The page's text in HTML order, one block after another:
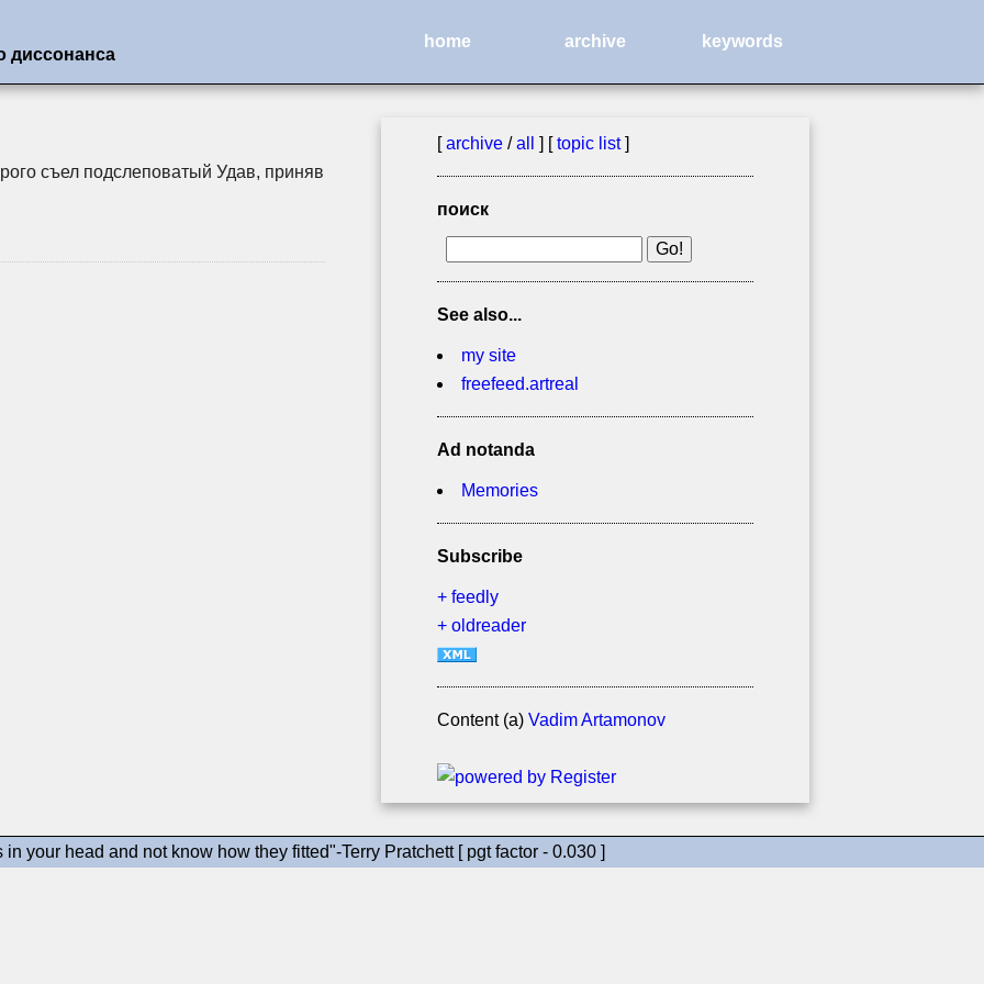
диссонанса
home archive keywords
съел подслеповатый Удав, приняв
[archive /all ] [topic list]
поиск
See also...
my site
freefeed.artreal
Ad notanda
Memories
Subscribe
+ feedly
+ oldreader
Content (a)Vadim Artamonov
your head and not know how they fitted"-Terry Pratchett [ pgt factor - 0.030 ]